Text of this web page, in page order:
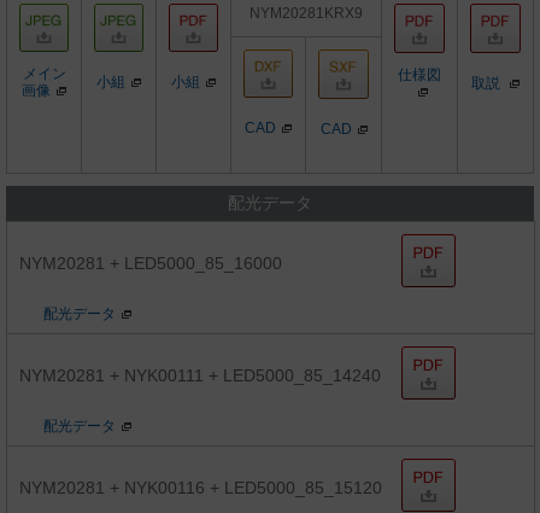
メイン
画像
小組 小組
NYM20281KRX9
仕様図 取説
CAD CAD
配光データ
NYM20281 + LED5000_85_16000
配光データ
NYM20281 + NYK00111 + LED5000_85_14240
配光データ
NYM20281 + NYK00116 + LED5000_85_15120